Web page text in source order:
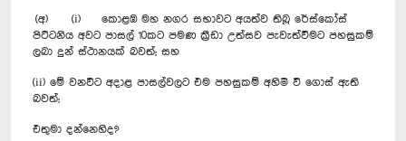
(අ) (i) කොළඹ මහ නගර සභාවට අයත්ව තිබූ රේස්කෝස්
පිට්ටනිය අවට පාසල් 10කට පමණ ක්‍රීඩා උත්සව පැවැත්වීමට පහසුකම්
ලබා දුන් ස්ථානයක් බවත්; සහ
(ii) මේ වනවිට අදාළ පාසල්වලට එම පහසුකම් අහිමි වී ‍ගොස් ඇති
බවත්;
එතුමා දන්නෙහිද?